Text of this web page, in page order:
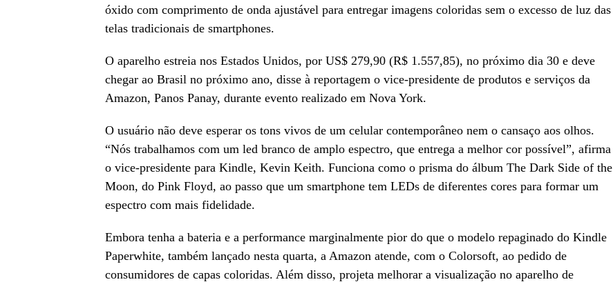
óxido com comprimento de onda ajustável para entregar imagens coloridas sem o excesso de luz das
telas tradicionais de smartphones.
O aparelho estreia nos Estados Unidos, por US$ 279,90 (R$ 1.557,85), no próximo dia 30 e deve
chegar ao Brasil no próximo ano, disse à reportagem o vice-presidente de produtos e serviços da
Amazon, Panos Panay, durante evento realizado em Nova York.
O usuário não deve esperar os tons vivos de um celular contemporâneo nem o cansaço aos olhos.
“Nós trabalhamos com um led branco de amplo espectro, que entrega a melhor cor possível”, afirma
o vice-presidente para Kindle, Kevin Keith. Funciona como o prisma do álbum The Dark Side of the
Moon, do Pink Floyd, ao passo que um smartphone tem LEDs de diferentes cores para formar um
espectro com mais fidelidade.
Embora tenha a bateria e a performance marginalmente pior do que o modelo repaginado do Kindle
Paperwhite, também lançado nesta quarta, a Amazon atende, com o Colorsoft, ao pedido de
consumidores de capas coloridas. Além disso, projeta melhorar a visualização no aparelho de